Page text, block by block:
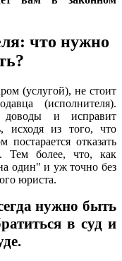
что нужно
(услугой), не стоит
(исполнителя).
и исправит
исходя из того, что
отказать
Тем более, что, как
один" и уж точно без
юриста.
нужно быть
в суд и